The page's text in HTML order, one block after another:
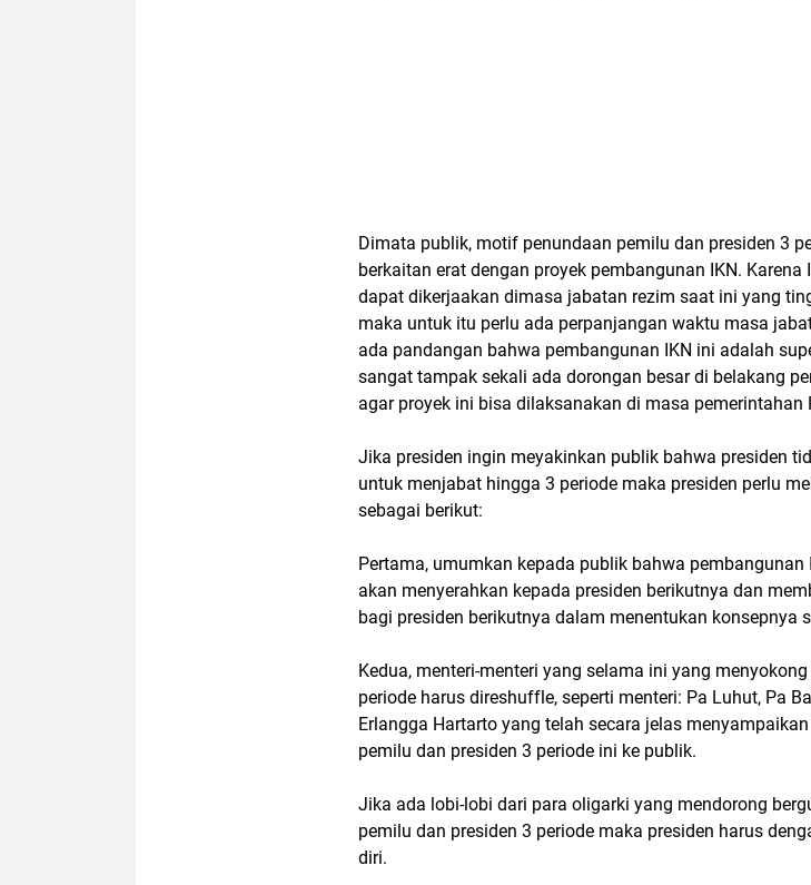
Dimata publik, motif penundaan pemilu dan presiden 3
berkaitan erat dengan proyek pembangunan IKN. Karena
dapat dikerjaakan dimasa jabatan rezim saat ini yang
maka untuk itu perlu ada perpanjangan waktu masa
ada pandangan bahwa pembangunan IKN ini adalah
sangat tampak sekali ada dorongan besar di belakang
agar proyek ini bisa dilaksanakan di masa pemerintahan
Jika presiden ingin meyakinkan publik bahwa presiden
untuk menjabat hingga 3 periode maka presiden perlu
sebagai berikut:
Pertama, umumkan kepada publik bahwa pembangunan
akan menyerahkan kepada presiden berikutnya dan
bagi presiden berikutnya dalam menentukan konsepnya
Kedua, menteri-menteri yang selama ini yang
periode harus direshuffle, seperti menteri: Pa Luhut, Pa
Erlangga Hartarto yang telah secara jelas
pemilu dan presiden 3 periode ini ke publik.
Jika ada lobi-lobi dari para oligarki yang mendorong
pemilu dan presiden 3 periode maka presiden harus
diri.